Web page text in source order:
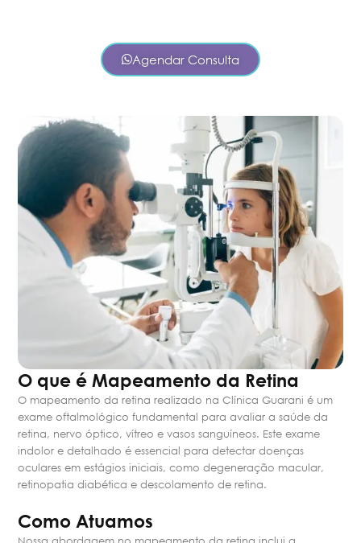
Agendar Consulta
O que é Mapeamento da Retina
O mapeamento da retina realizado na Clínica Guarani é um
exame oftalmológico fundamental para avaliar a saúde da
retina, nervo óptico, vítreo e vasos sanguíneos. Este exame
indolor e detalhado é essencial para detectar doenças
oculares em estágios iniciais, como degeneração macular,
retinopatia diabética e descolamento de retina.
Como Atuamos